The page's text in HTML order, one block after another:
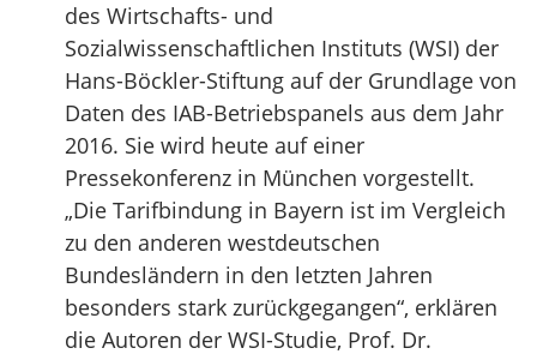
des Wirtschafts- und
Sozialwissenschaftlichen Instituts (WSI) der
Hans-Böckler-Stiftung auf der Grundlage von
Daten des IAB-Betriebspanels aus dem Jahr
2016. Sie wird heute auf einer
Pressekonferenz in München vorgestellt.
„Die Tarifbindung in Bayern ist im Vergleich
zu den anderen westdeutschen
Bundesländern in den letzten Jahren
besonders stark zurückgegangen“, erklären
die Autoren der WSI-Studie, Prof. Dr.